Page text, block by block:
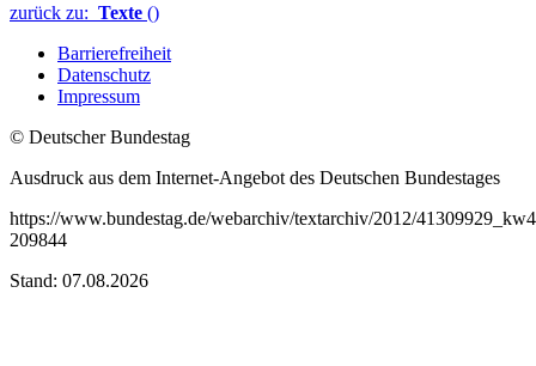
zurück zu: Texte ()
Barrierefreiheit
Datenschutz
Impressum
© Deutscher Bundestag
Ausdruck aus dem Internet-Angebot des Deutschen Bundestages
https://www.bundestag.de/webarchiv/textarchiv/2012/
209844
Stand: 07.08.2026